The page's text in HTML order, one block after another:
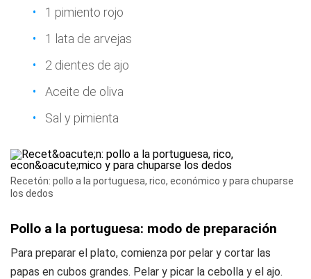
1 pimiento rojo
1 lata de arvejas
2 dientes de ajo
Aceite de oliva
Sal y pimienta
Recetón: pollo a la portuguesa, rico, económico y para chuparse
los dedos
Pollo a la portuguesa: modo de preparación
Para preparar el plato, comienza por pelar y cortar las
papas en cubos grandes. Pelar y picar la cebolla y el ajo.